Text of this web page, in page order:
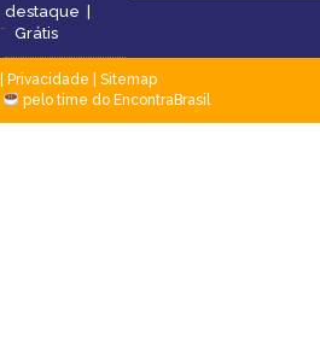
destaque |
Grátis
Privacidade
Sitemap
pelo time do EncontraBrasil